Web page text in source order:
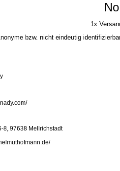
1x
bzw. nicht eindeutig
8, 97638 Mellrichstadt